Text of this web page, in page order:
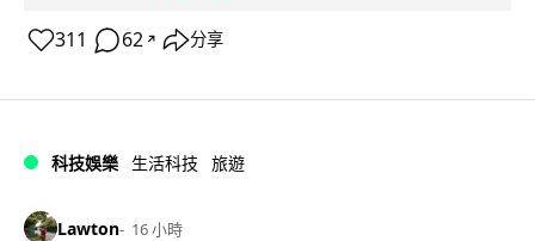
311 62 ↗ 分享
科技娛樂 生活科技 旅遊
Lawton 16 小時